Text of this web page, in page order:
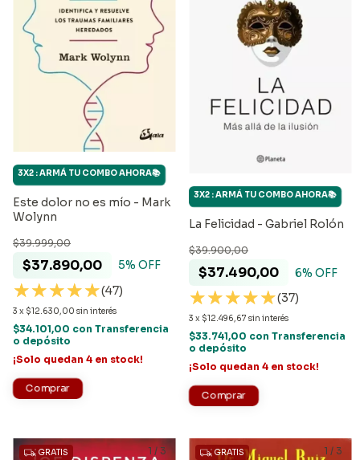
Este dolor no es mío - Mark
Wolynn
$37.890,00
$39.999,00
5% OFF
(47)
3 x $12.630,00 sin interés
3X2 : ARMÁ TU COMBO AHORA📚
$34.101,00 con Transferencia
o depósito
¡Solo quedan 4 en stock!
La Felicidad - Gabriel Rolón
$37.490,00
$39.900,00
6% OFF
(37)
3 x $12.496,67 sin interés
3X2 : ARMÁ TU COMBO AHORA📚
$33.741,00 con Transferencia
o depósito
¡Solo quedan 4 en stock!
1 /3
GRATIS 1 / 3
GRATIS